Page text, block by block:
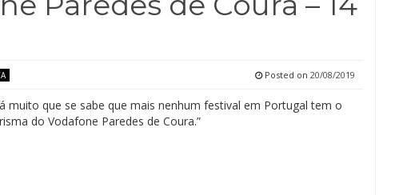
Posted on 20/08/2019
muito que se sabe que mais nenhum festival em Portugal tem o
do Vodafone Paredes de Coura.”